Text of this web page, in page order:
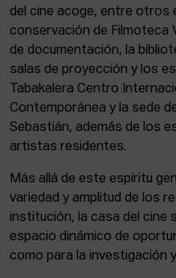
del cine acoge, entre otros
conservación de Filmoteca
de documentación, la
salas de proyección y los
Tabakalera Centro
Contemporánea y la sede
Sebastián, además de los
artistas residentes.
Más allá de este espíritu
variedad y amplitud de los
institución, la casa del cine
espacio dinámico de
como para la investigación